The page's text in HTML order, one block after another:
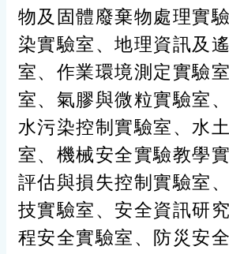
物及固體廢棄物處理實
染實驗室、地理資訊及
室、作業環境測定實驗
室、氣膠與微粒實驗室
水污染控制實驗室、水
室、機械安全實驗教學
評估與損失控制實驗室
技實驗室、安全資訊研
程安全實驗室、防災安全